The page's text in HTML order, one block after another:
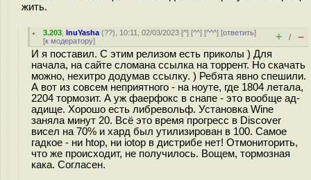
жить.
3.203 ,InuYasha (??), 10:11, 02/03/2023 [^] [^^] [^^^] [ответить]
[к модератору] + / –
И я поставил. С этим релизом есть приколы ) Для
начала, на сайте сломана ссылка на торрент. Но скачать
можно, нехитро додумав ссылку. ) Ребята явно спешили.
А вот из совсем неприятного - на ноуте, где 1804 летала,
2204 тормозит. А уж фаерфокс в снапе - это вообще ад-
адище. Хорошо есть либревольф. Установка Wine
заняла минут 20. Всё это время прогресс в Discover
висел на 70% и хард был утилизирован в 100. Самое
гадкое - ни htop, ни iotop в дистрибе нет! Отмониторить,
что же происходит, не получилось. Вощем, тормозная
кака. Согласен.